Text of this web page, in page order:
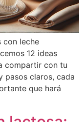
con leche
12 ideas
compartir con tu
pasos claros, cada
que hará